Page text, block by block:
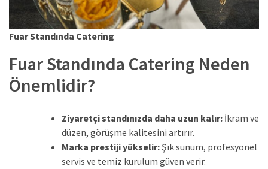
Fuar Standında Catering
Fuar Standında Catering Neden
Önemlidir?
Ziyaretçi standınızda daha uzun kalır: İkram ve
düzen, görüşme kalitesini artırır.
Marka prestiji yükselir: Şık sunum, profesyonel
servis ve temiz kurulum güven verir.